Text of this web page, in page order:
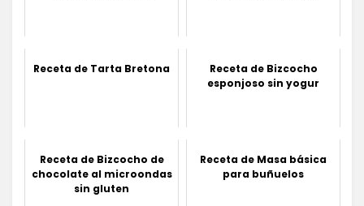
Receta de Tarta Bretona
Receta de Bizcocho
esponjoso sin yogur
Receta de Bizcocho de
chocolate al microondas
sin gluten
Receta de Masa básica
para buñuelos